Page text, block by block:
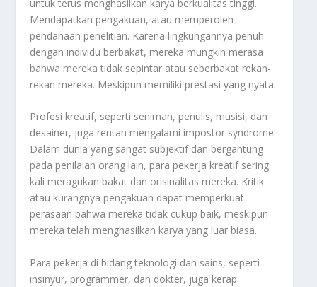
untuk terus menghasilkan karya berkualitas tinggi.
Mendapatkan pengakuan, atau memperoleh
pendanaan penelitian. Karena lingkungannya penuh
dengan individu berbakat, mereka mungkin merasa
bahwa mereka tidak sepintar atau seberbakat rekan-
rekan mereka. Meskipun memiliki prestasi yang nyata.
Profesi kreatif, seperti seniman, penulis, musisi, dan
desainer, juga rentan mengalami impostor syndrome.
Dalam dunia yang sangat subjektif dan bergantung
pada penilaian orang lain, para pekerja kreatif sering
kali meragukan bakat dan orisinalitas mereka. Kritik
atau kurangnya pengakuan dapat memperkuat
perasaan bahwa mereka tidak cukup baik, meskipun
mereka telah menghasilkan karya yang luar biasa.
Para pekerja di bidang teknologi dan sains, seperti
insinyur, programmer, dan dokter, juga kerap